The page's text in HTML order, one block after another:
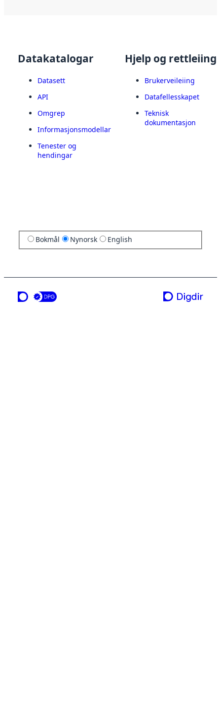
Datakatalogar
Datasett
API
Omgrep
Informasjonsmodellar
Tenester og
hendingar
Hjelp og rettleiing
Brukerveileiing
Datafellesskapet
Teknisk
dokumentasjon
Bokmål Nynorsk English